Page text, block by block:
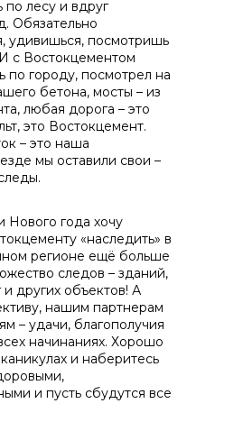
лесу и вдруг
Обязательно
удивишься, посмотришь
с Востокцементом
по городу, посмотрел на
бетона, мосты – из
любая дорога – это
это Востокцемент.
– это наша
мы оставили свои –
Нового года хочу
«наследить» в
регионе ещё больше
следов – зданий,
других объектов! А
нашим партнерам
– удачи, благополучия
начинаниях. Хорошо
и наберитесь
и пусть сбудутся все